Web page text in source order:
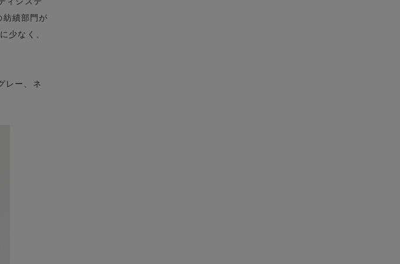
紡績部門が
少なく、
レー、ネ